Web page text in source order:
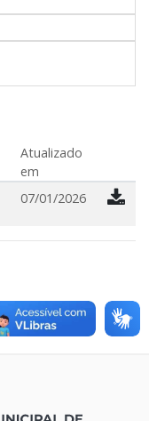
Atualizado
em
07/01/2026